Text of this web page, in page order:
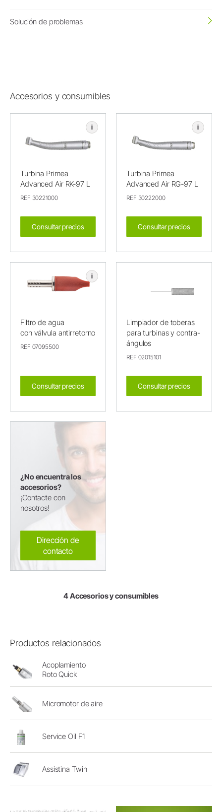
Solución de problemas
Accesorios y consumibles
i
Turbina Primea
Advanced Air RK-97 L
REF 30221000
Consultar precios
i
Turbina Primea
Advanced Air RG-97 L
REF 30222000
Consultar precios
i
Filtro de agua
con válvula antirretorno
REF 07095500
Consultar precios
Limpiador de toberas
para turbinas y contra-
ángulos
REF 02015101
Consultar precios
¿No encuentra los
accesorios?
¡Contacte con
nosotros!
Dirección de
contacto
4 Accesorios y consumibles
Productos relacionados
Acoplamiento
Roto Quick
Micromotor de aire
Service Oil F1
Assistina Twin